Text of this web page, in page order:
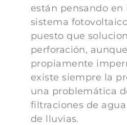
están pensando en
sistema
puesto que
perforación,
propiamente
existe siempre la
una problemática
filtraciones de
de lluvias.